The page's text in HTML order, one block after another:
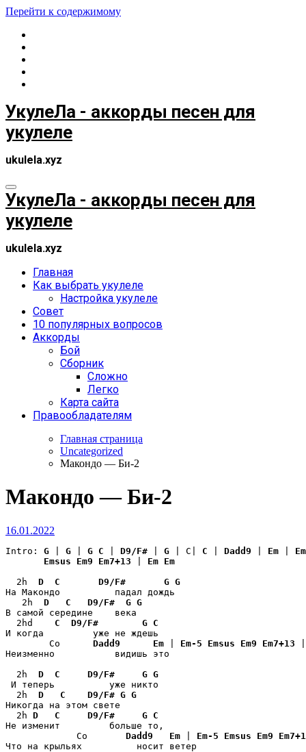
Перейти к содержимому
УкулеЛа - аккорды песен для
укулеле
ukulela.xyz
УкулеЛа - аккорды песен для
укулеле
ukulela.xyz
Главная
Как выбрать укулеле
Настройка укулеле
Совет
10 популярных вопросов
Аккорды
Бой
Сборник
Сложно
Легко
Карта сайта
Правообладателям
Главная страница
Uncategorized
Макондо — Би-2
Макондо — Би-2
16.01.2022
Intro: G G G C D9/F# G | C| C Dadd9 Em
Emsus
Em9 Em7+13 Em Em
  2h
D C D9/F# G G
На Макондо          падал дождь
   2h
D C D9/F# G G
В самой середине    века
  2hd
C D9/F# G C
И когда         уже не ждешь
        Co
Dadd9 Em Em-5 Emsus Em9 Em7+13
Неизменно           видишь это
  2h
D C D9/F# G G
И теперь          уже никто
  2h
D C D9/F# G G
Никогда на этом свете
  2h
D C D9/F# G C
Не изменит         больше то,
             Co
Dadd9 Em Em-5 Emsus Em9
Что на крыльях          носит ветер